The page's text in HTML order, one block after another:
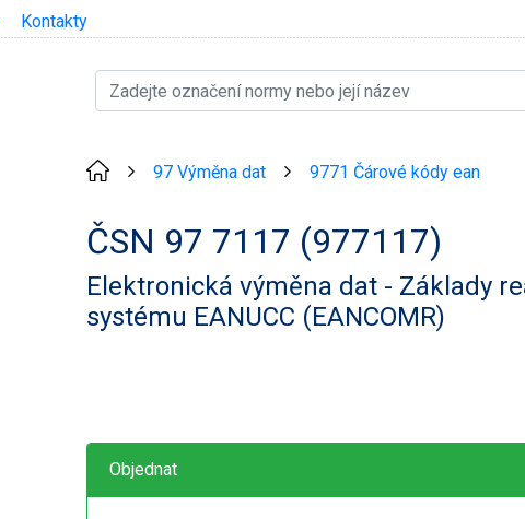
Kontakty
97 Výměna dat 9771 Čárové kódy ean
ČSN 97 7117 (977117)
Elektronická výměna dat - Základy
systému EANUCC (EANCOMR)
Objednat